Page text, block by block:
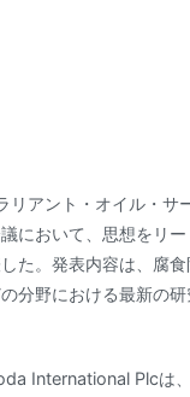
リアント・オイル・サ
において、思想をリ
た。発表内容は、腐
分野における最新の
International Plcは